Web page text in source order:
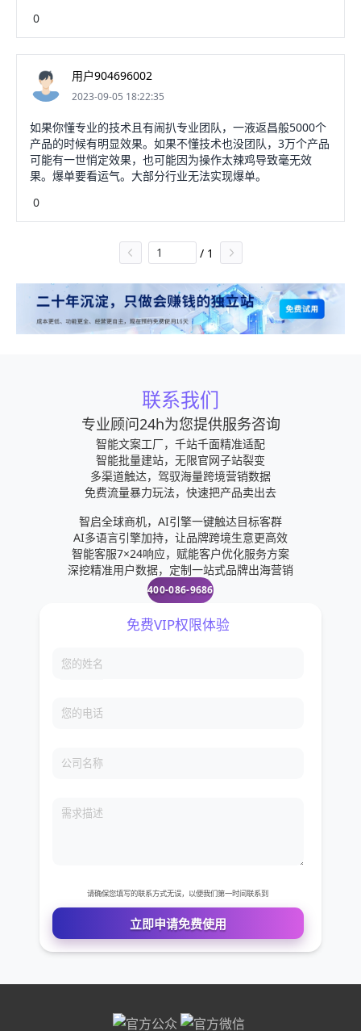
根据用户的诉求，在已有平台模版成品的情况下，做一些轻
度化调整和修改，就可以满足对方的需求，可能写个小插件
即可。具备以上服务的自建站平台Ueeshop，用较成熟的系
和服务赢得了很多用户的信任。自建站平台离客户近对客户
是一件非常重要的事情，这个层面上看，Ueeshop作为国内
的自建站服务商是有优势的。那么跨境电商卖家如何快速建
好独立站呢，需要做好哪些方面的准备？1.应用国外服务
器。让你与你的海外客户同享流畅体验。在提升访问速度的
同时，也使性能更加稳定，数据更加安全。Ueeshop采用的
基本上都是国外服务器，响应式系统，多终端适配，符合用
户的本地化体验；2.清晰建站步骤，包括域名申请、主题设
置、产品上传、支付与物流配置等；3.打通完整的交易环
节，全渠道商品、订单、库存系统、助力优化商品及服务体
善；4.采用数据分桥逗析提高营销效率，前余精细化运营，
通过新技术赋能，优化数据洞察，提升品牌运营效率，让数
据颠覆传统营销；5.接入营销插件提高转化率和复购率，热
门营销玩法，让你更懂消费者心理。Ueeshop针对所有会员
用户提供推广营销学习视频，并且提供相关营销插件，包括
Facebook店铺等，多种营销玩法自由选取，激发客户消费欲
0
用户904696002
2023-09-05 18:22:35
如果你懂专业的技术且有闹扒专业团队，一液返昌般5000个
产品的时候有明显效果。如果不懂技术也没团队，3万个产品
可能有一世悄定效果，也可能因为操作太辣鸡导致毫无效
果。爆单要看运气。大部分行业无法实现爆单。
0
/ 1
联系我们
专业顾问24h为您提供服务咨询
智能文案工厂，千站千面精准适配
智能批量建站，无限官网子站裂变
多渠道触达，驾驭海量跨境营销数据
免费流量暴力玩法，快速把产品卖出去
智启全球商机，AI引擎一键触达目标客群
AI多语言引擎加持，让品牌跨境生意更高效
智能客服7×24响应，赋能客户优化服务方案
深挖精准用户数据，定制一站式品牌出海营销
400-086-9686
您的姓名
您的电话